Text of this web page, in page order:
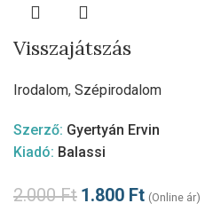
Visszajátszás
Irodalom, Szépirodalom
Szerző: Gyertyán Ervin
Kiadó: Balassi
2.000Ft 1.800 Ft (Online ár)